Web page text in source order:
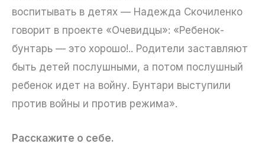
воспитывать в детях — Надежда Скочиленко
говорит в проекте «Очевидцы»: «Ребенок-
бунтарь — это хорошо!.. Родители заставляют
быть детей послушными, а потом послушный
ребенок идет на войну. Бунтари выступили
против войны и против режима».
Расскажите о себе.